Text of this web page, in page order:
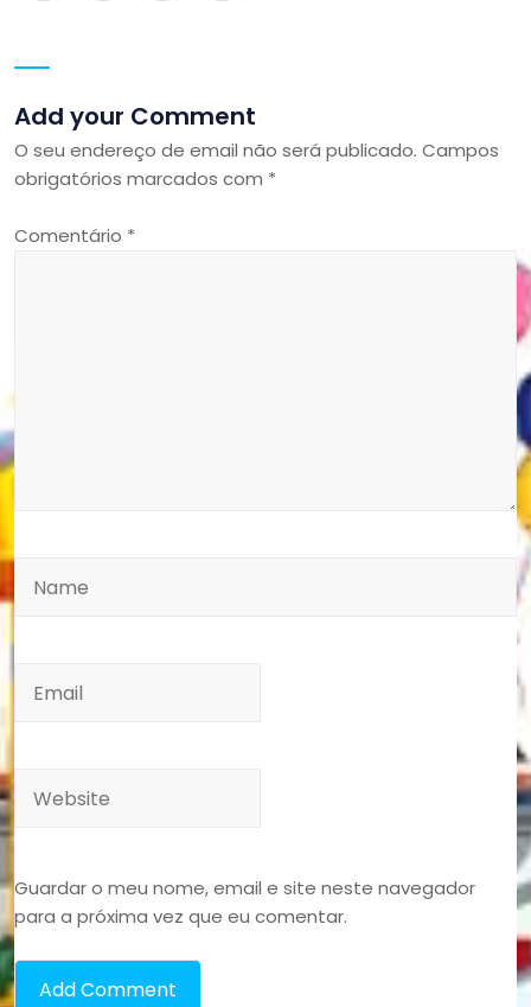
Add your Comment
O seu endereço de email não será publicado. Campos
obrigatórios marcados com *
Comentário *
Guardar o meu nome, email e site neste navegador
para a próxima vez que eu comentar.